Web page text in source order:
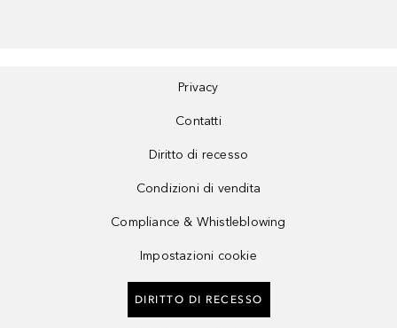
Privacy
Contatti
Diritto di recesso
Condizioni di vendita
Compliance & Whistleblowing
Impostazioni cookie
DIRITTO DI RECESSO